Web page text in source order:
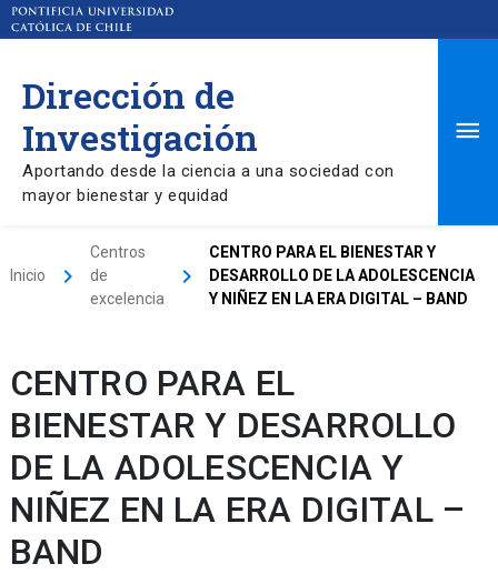
Dirección de
Investigación
Aportando desde la ciencia a una sociedad con
mayor bienestar y equidad
Inicio keyboard_arrow_right
Centros
de
excelencia
keyboard_arrow_right
CENTRO PARA EL BIENESTAR Y
DESARROLLO DE LA ADOLESCENCIA
Y NIÑEZ EN LA ERA DIGITAL – BAND
CENTRO PARA EL
BIENESTAR Y DESARROLLO
DE LA ADOLESCENCIA Y
NIÑEZ EN LA ERA DIGITAL –
BAND